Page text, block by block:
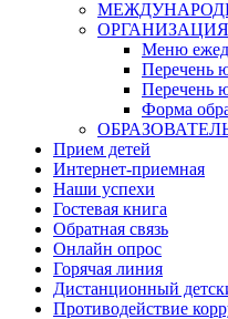
Меню
Перечень
Перечень
Форма
Прием детей
Интернет-приемная
Наши успехи
Гостевая книга
Обратная связь
Онлайн опрос
Горячая линия
Дистанционный
Противодействие